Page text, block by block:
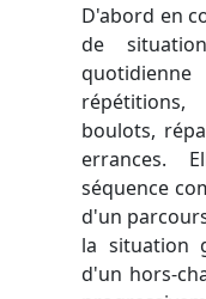
D'abord en
de
boulots,
errances.
séquence
d'un
la situation
d'un hors-